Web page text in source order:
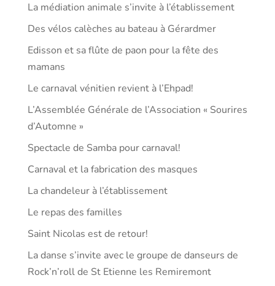
La médiation animale s’invite à l’établissement
Des vélos calèches au bateau à Gérardmer
Edisson et sa flûte de paon pour la fête des
mamans
Le carnaval vénitien revient à l’Ehpad!
L’Assemblée Générale de l’Association « Sourires
d’Automne »
Spectacle de Samba pour carnaval!
Carnaval et la fabrication des masques
La chandeleur à l’établissement
Le repas des familles
Saint Nicolas est de retour!
La danse s’invite avec le groupe de danseurs de
Rock’n’roll de St Etienne les Remiremont